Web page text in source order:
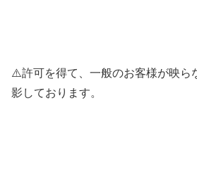
⚠️許可を得て、一般のお客様が映ら
影しております。